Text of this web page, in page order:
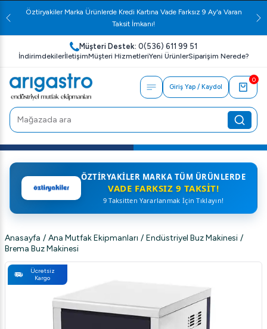
Öztiryakiler Marka Ürünlerde Kredi Kartına Vade Farksız 9 Ay'a Varan
Taksit İmkanı!
Müşteri Destek: 0(536) 611 99 51
İndirimdekilerİletişimMüşteri HizmetleriYeni ÜrünlerSiparişim Nerede?
Giriş Yap / Kaydol
0
ÖZTIRYAKILER MARKA TÜM ÜRÜNLERDE
VADE FARKSIZ 9 TAKSIT!
9 Taksitten Yararlanmak İçin Tıklayın!
Anasayfa / Ana Mutfak Ekipmanları / Endüstriyel Buz Makinesi /
Brema Buz Makinesi
Ücretsiz
Kargo